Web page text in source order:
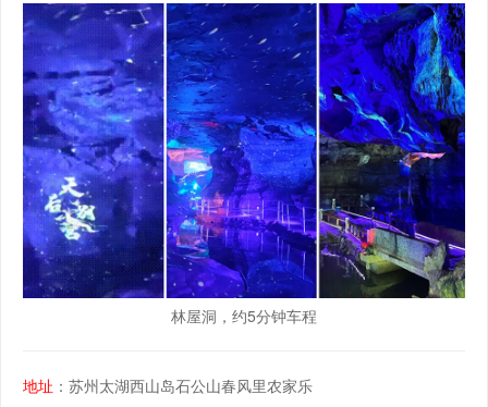
林屋洞，约5分钟车程
地址 ：苏州太湖西山岛石公山春风里农家乐